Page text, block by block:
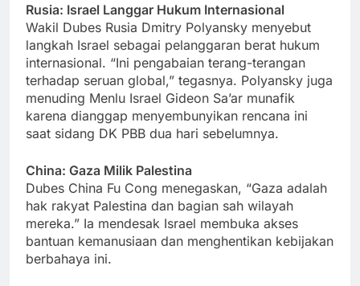
Rusia: Israel Langgar Hukum Internasional
Wakil Dubes Rusia Dmitry Polyansky menyebut
langkah Israel sebagai pelanggaran berat hukum
internasional. “Ini pengabaian terang-terangan
terhadap seruan global,” tegasnya. Polyansky juga
menuding Menlu Israel Gideon Sa’ar munafik
karena dianggap menyembunyikan rencana ini
saat sidang DK PBB dua hari sebelumnya.
China: Gaza Milik Palestina
Dubes China Fu Cong menegaskan, “Gaza adalah
hak rakyat Palestina dan bagian sah wilayah
mereka.” Ia mendesak Israel membuka akses
bantuan kemanusiaan dan menghentikan kebijakan
berbahaya ini.